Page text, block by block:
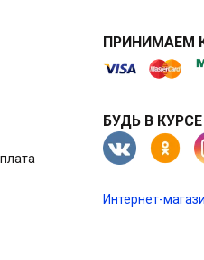
ПРИНИМАЕМ
БУДЬ В КУРСЕ
Интернет-